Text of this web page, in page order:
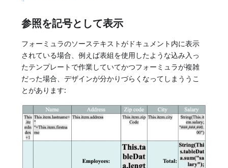
参照を記号として表示
フォーミュラのソーステキストがドキュメント内に表示
されている場合、例えば表組を使用したような込み入っ
たテンプレートで作業していてかつフォーミュラが複雑
だった場合、デザインが分かりづらくなってしまううこ
とがあります: